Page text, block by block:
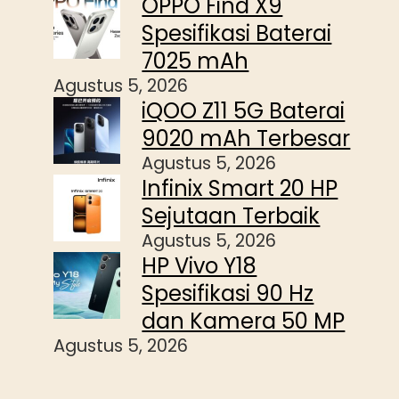
Spesifikasi Baterai
7025 mAh
Agustus 5, 2026
iQOO Z11 5G Baterai
9020 mAh Terbesar
Agustus 5, 2026
Infinix Smart 20 HP
Sejutaan Terbaik
Agustus 5, 2026
HP Vivo Y18
Spesifikasi 90 Hz
dan Kamera 50 MP
Agustus 5, 2026